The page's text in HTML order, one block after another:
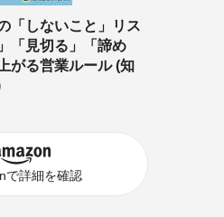
「しないこと」リス
見切る」「諦め
る営業ルール (知
で詳細を確認